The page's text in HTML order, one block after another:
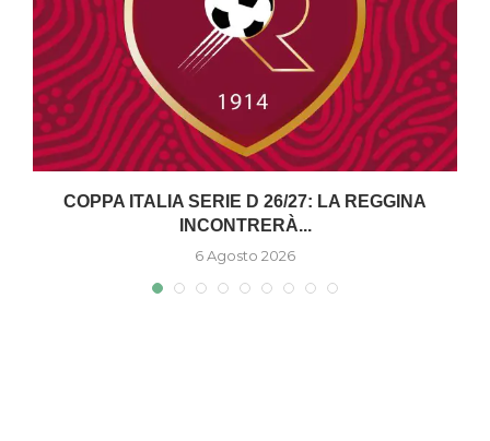
COPPA ITALIA SERIE D 26/27: LA REGGINA
INCONTRERÀ...
6 Agosto 2026